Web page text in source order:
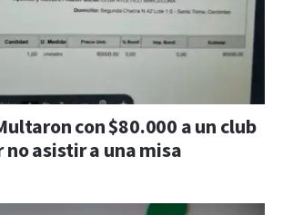
con $80.000 a un club
asistir a una misa